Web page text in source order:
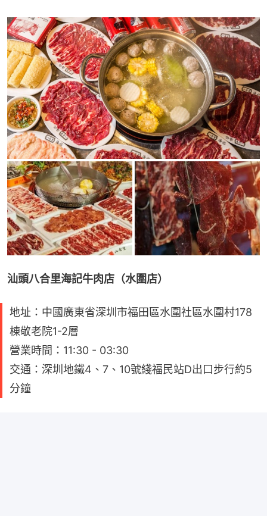
汕頭八合里海記牛肉店（水圍店）
地址：中國廣東省深圳市福田區水圍社區水圍村178
棟敬老院1-2層
營業時間：11:30 - 03:30
交通：深圳地鐵4、7、10號綫福民站D出口步行約5
分鐘